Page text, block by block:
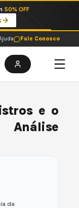
50% OFF
Fale Conosco
e o
Análise
da